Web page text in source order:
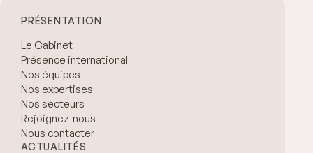
PRÉSENTATION
Le Cabinet
Présence international
Nos équipes
Nos expertises
Nos secteurs
Rejoignez-nous
Nous contacter
ACTUALITÉS